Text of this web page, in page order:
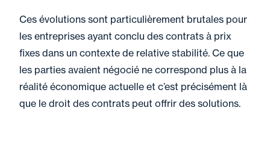
Ces évolutions sont particulièrement brutales pour
les entreprises ayant conclu des contrats à prix
fixes dans un contexte de relative stabilité. Ce que
les parties avaient négocié ne correspond plus à la
réalité économique actuelle et c’est précisément là
que le droit des contrats peut offrir des solutions.